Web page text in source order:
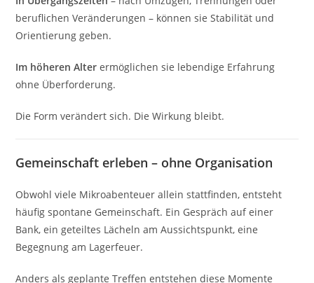
beruflichen Veränderungen – können sie Stabilität und
Orientierung geben.
Im höheren Alter ermöglichen sie lebendige Erfahrung
ohne Überforderung.
Die Form verändert sich. Die Wirkung bleibt.
Gemeinschaft erleben – ohne Organisation
Obwohl viele Mikroabenteuer allein stattfinden, entsteht
häufig spontane Gemeinschaft. Ein Gespräch auf einer
Bank, ein geteiltes Lächeln am Aussichtspunkt, eine
Begegnung am Lagerfeuer.
Anders als geplante Treffen entstehen diese Momente